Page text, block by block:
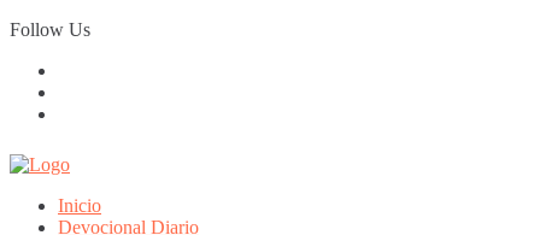
Skip
to
Follow Us
Inicio
Devocional Diario